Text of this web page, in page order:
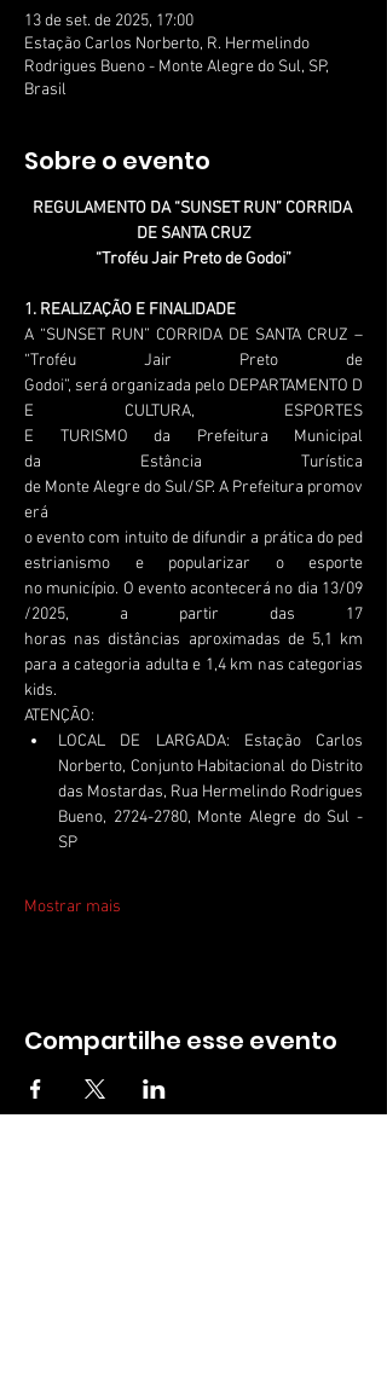
13 de set. de 2025, 17:00
Estação Carlos Norberto, R. Hermelindo
Rodrigues Bueno - Monte Alegre do Sul, SP,
Brasil
Sobre o evento
REGULAMENTO DA “SUNSET RUN” CORRIDA
DE SANTA CRUZ
“Troféu Jair Preto de Godoi”
1. REALIZAÇÃO E FINALIDADE
A “SUNSET RUN” CORRIDA DE SANTA CRUZ –
“Troféu Jair Preto de
Godoi”, será organizada pelo DEPARTAMENTO D
E CULTURA, ESPORTES
E TURISMO da Prefeitura Municipal
da Estância Turística
de Monte Alegre do Sul/SP. A Prefeitura promov
erá
o evento com intuito de difundir a prática do ped
estrianismo e popularizar o esporte
no município. O evento acontecerá no dia 13/09
/2025, a partir das 17
horas nas distâncias aproximadas de 5,1 km
para a categoria adulta e 1,4 km nas categorias
kids.
ATENÇÃO:
LOCAL DE LARGADA: Estação Carlos
Norberto, Conjunto Habitacional do Distrito
das Mostardas, Rua Hermelindo Rodrigues
Bueno, 2724-2780, Monte Alegre do Sul -
SP
Mostrar mais
Compartilhe esse evento